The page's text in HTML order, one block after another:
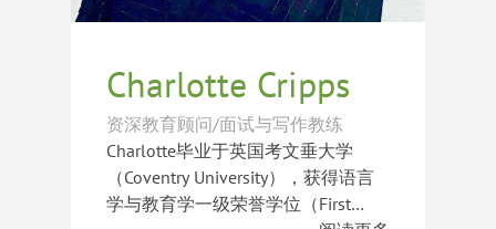
Charlotte Cripps
资深教育顾问/面试与写作教练
Charlotte毕业于英国考文垂大学
（Coventry University），获得语言
学与教育学一级荣誉学位（First